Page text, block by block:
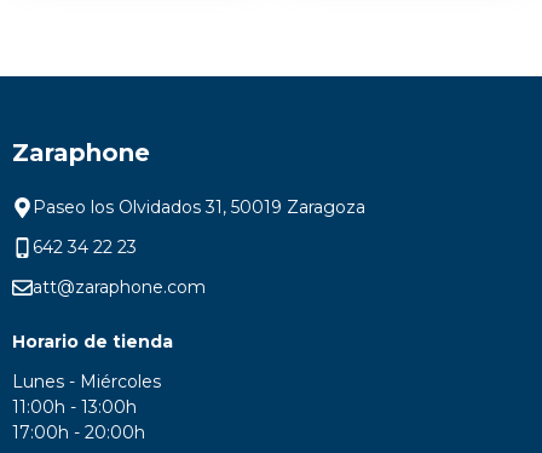
Zaraphone
Paseo los Olvidados 31, 50019 Zaragoza
642 34 22 23
att@zaraphone.com
Horario de tienda
Lunes - Miércoles
11:00h - 13:00h
17:00h - 20:00h